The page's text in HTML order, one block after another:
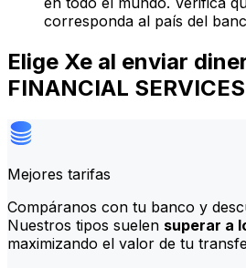
corresponda al país del
Elige Xe al enviar
FINANCIAL
Mejores tarifas
Compáranos con tu banco y
Nuestros tipos suelen superar a
maximizando el valor de tu